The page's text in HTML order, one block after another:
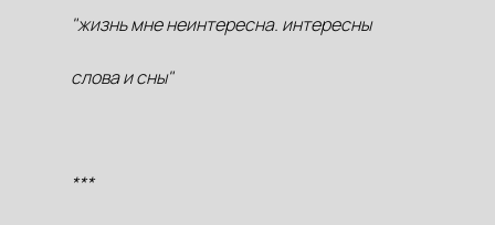
"жизнь мне неинтересна. интересны
слова и сны"
***